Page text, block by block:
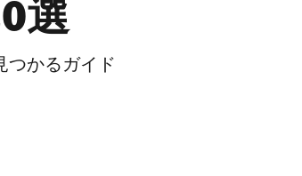
選
つかるガイド